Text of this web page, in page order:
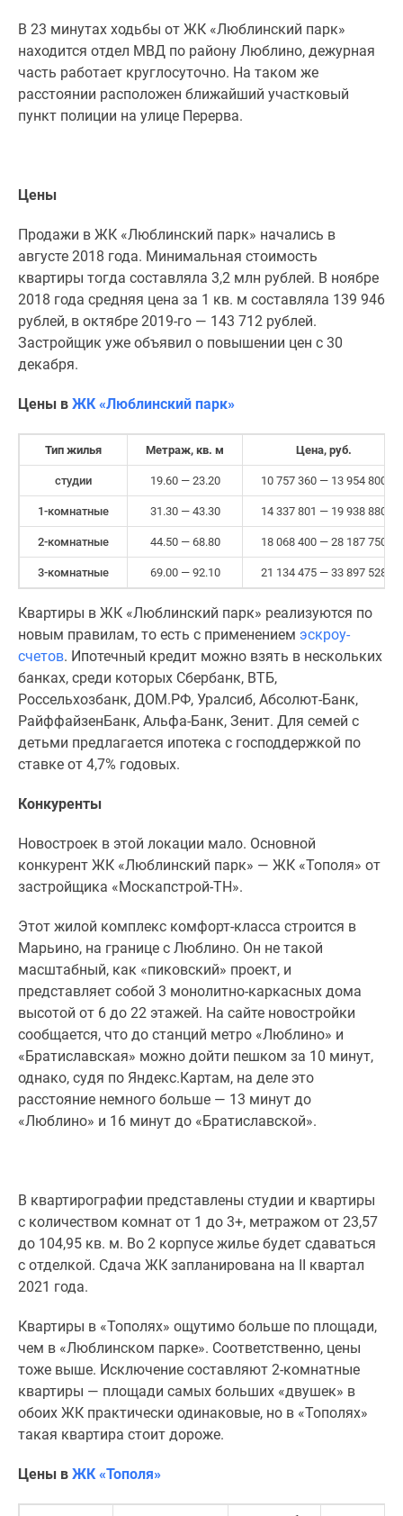
В 23 минутах ходьбы от ЖК «Люблинский парк»
находится отдел МВД по району Люблино, дежурная
часть работает круглосуточно. На таком же
расстоянии расположен ближайший участковый
пункт полиции на улице Перерва.
Цены
Продажи в ЖК «Люблинский парк» начались в
августе 2018 года. Минимальная стоимость
квартиры тогда составляла 3,2 млн рублей. В ноябре
2018 года средняя цена за 1 кв. м составляла 139 946
рублей, в октябре 2019-го — 143 712 рублей.
Застройщик уже объявил о повышении цен с 30
декабря.
Цены в ЖК «Люблинский парк»
Тип жилья Метраж, кв. м Цена, руб.
студии 19.60 — 23.20 10 757 360 — 13 954 800
1-комнатные 31.30 — 43.30 14 337 801 — 19 938 880
2-комнатные 44.50 — 68.80 18 068 400 — 28 187 750
3-комнатные 69.00 — 92.10 21 134 475 — 33 897 528
Квартиры в ЖК «Люблинский парк» реализуются по
новым правилам, то есть с применением эскроу-
счетов. Ипотечный кредит можно взять в нескольких
банках, среди которых Сбербанк, ВТБ,
Россельхозбанк, ДОМ.РФ, Уралсиб, Абсолют-Банк,
РайффайзенБанк, Альфа-Банк, Зенит. Для семей с
детьми предлагается ипотека с господдержкой по
ставке от 4,7% годовых.
Конкуренты
Новостроек в этой локации мало. Основной
конкурент ЖК «Люблинский парк» — ЖК «Тополя» от
застройщика «Москапстрой-ТН».
Этот жилой комплекс комфорт-класса строится в
Марьино, на границе с Люблино. Он не такой
масштабный, как «пиковский» проект, и
представляет собой 3 монолитно-каркасных дома
высотой от 6 до 22 этажей. На сайте новостройки
сообщается, что до станций метро «Люблино» и
«Братиславская» можно дойти пешком за 10 минут,
однако, судя по Яндекс.Картам, на деле это
расстояние немного больше — 13 минут до
«Люблино» и 16 минут до «Братиславской».
В квартирографии представлены студии и квартиры
с количеством комнат от 1 до 3+, метражом от 23,57
до 104,95 кв. м. Во 2 корпусе жилье будет сдаваться
с отделкой. Сдача ЖК запланирована на II квартал
2021 года.
Квартиры в «Тополях» ощутимо больше по площади,
чем в «Люблинском парке». Соответственно, цены
тоже выше. Исключение составляют 2-комнатные
квартиры — площади самых больших «двушек» в
обоих ЖК практически одинаковые, но в «Тополях»
такая квартира стоит дороже.
Цены в ЖК «Тополя»